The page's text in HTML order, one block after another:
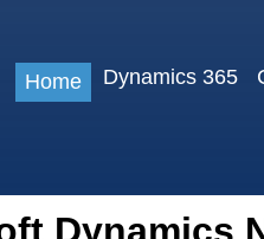
Home Dynamics 365